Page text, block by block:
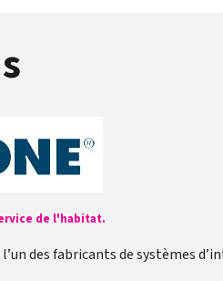
de l'habitat.
des fabricants de systèmes